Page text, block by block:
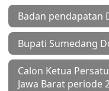
Badan pendapatan
Bupati Sumedang
Calon Ketua
Jawa Barat periode